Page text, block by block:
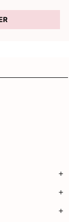
+
+
+